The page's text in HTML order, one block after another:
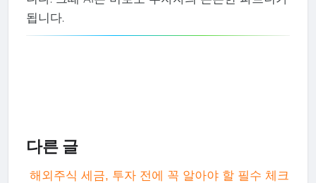
됩니다.
다른 글
해외주식 세금, 투자 전에 꼭 알아야 할 필수 체크